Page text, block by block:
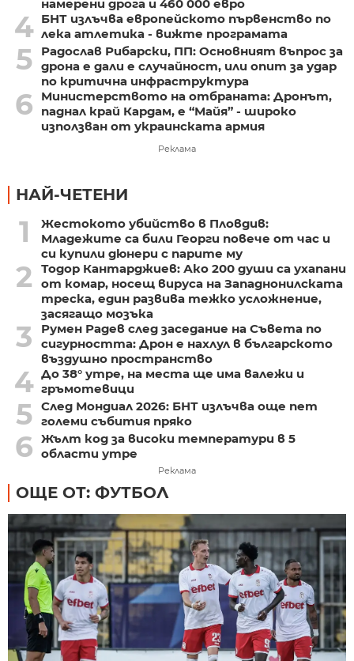
намерени дрога и 460 000 евро
4 БНТ излъчва европейското първенство по
лека атлетика - вижте програмата
5
Радослав Рибарски, ПП: Основният въпрос за
дрона е дали е случайност, или опит за удар
по критична инфраструктура
6
Министерството на отбраната: Дронът,
паднал край Кардам, е “Майя” - широко
използван от украинската армия
Реклама
НАЙ-ЧЕТЕНИ
1
Жестокото убийство в Пловдив:
Младежите са били Георги повече от час и
си купили дюнери с парите му
2
Тодор Кантарджиев: Ако 200 души са ухапани
от комар, носещ вируса на Западнонилската
треска, един развива тежко усложнение,
засягащо мозъка
3
Румен Радев след заседание на Съвета по
сигурността: Дрон е нахлул в българското
въздушно пространство
4 До 38° утре, на места ще има валежи и
гръмотевици
5 След Мондиал 2026: БНТ излъчва още пет
големи събития пряко
6 Жълт код за високи температури в 5
области утре
Реклама
ОЩЕ ОТ: ФУТБОЛ